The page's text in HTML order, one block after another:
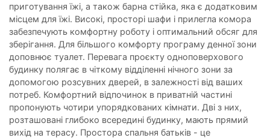
приготування їжі, а також барна стійка, яка є додатковим
місцем для їжі. Високі, просторі шафи і прилегла комора
забезпечують комфортну роботу і оптимальний обсяг для
зберігання. Для більшого комфорту програму денної зони
доповнює туалет. Перевага проєкту одноповерхового
будинку полягає в чіткому відділенні нічного зони за
допомогою розсувних дверей, в залежності від ваших
потреб. Комфортний відпочинок в приватній частині
пропонують чотири упорядкованих кімнати. Дві з них,
розташовані глибоко всередині будинку, мають прямий
вихід на терасу. Простора спальня батьків - це